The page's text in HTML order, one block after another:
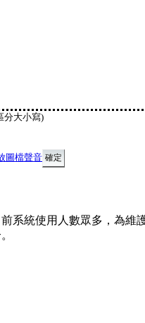
分大小寫)
圖檔聲音
系統使用人數眾多，為